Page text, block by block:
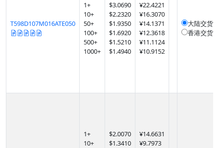
T598D107M016ATE050
1+
10+
50+
100+
500+
1000+
$3.0690
$2.2320
$1.9350
$1.6920
$1.5210
$1.4940
¥22.4221
¥16.3070
¥14.1371
¥12.3618
¥11.1124
¥10.9152
大陆交货
香港交货
1+
10+
$2.0070
$1.3410
¥14.6631
¥9.7973